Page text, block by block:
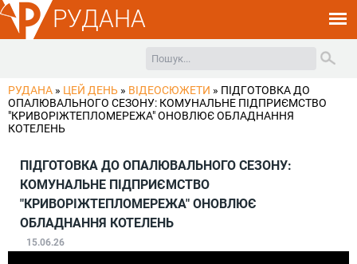
РУДАНА
РУДАНА » ЦЕЙ ДЕНЬ » ВІДЕОСЮЖЕТИ » ПІДГОТОВКА ДО
ОПАЛЮВАЛЬНОГО СЕЗОНУ: КОМУНАЛЬНЕ ПІДПРИЄМСТВО
"КРИВОРІЖТЕПЛОМЕРЕЖА" ОНОВЛЮЄ ОБЛАДНАННЯ
КОТЕЛЕНЬ
ПІДГОТОВКА ДО ОПАЛЮВАЛЬНОГО СЕЗОНУ:
КОМУНАЛЬНЕ ПІДПРИЄМСТВО
"КРИВОРІЖТЕПЛОМЕРЕЖА" ОНОВЛЮЄ
ОБЛАДНАННЯ КОТЕЛЕНЬ
15.06.26